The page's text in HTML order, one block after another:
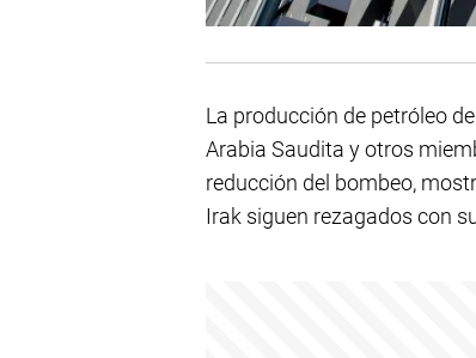
La producción de petróleo
Arabia Saudita y otros
reducción del bombeo,
Irak siguen rezagados con